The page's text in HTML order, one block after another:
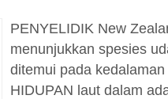
PENYELIDIK New
menunjukkan spesies
ditemui pada
HIDUPAN laut dalam